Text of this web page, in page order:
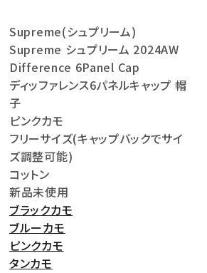
Supreme(シュプリーム)
Supreme シュプリーム 2024AW
Difference 6Panel Cap
ディッファレンス6パネルキャップ 帽
子
ピンクカモ
フリーサイズ(キャップバックでサイ
ズ調整可能)
コットン
新品未使用
ブラックカモ
ブルーカモ
ピンクカモ
タンカモ